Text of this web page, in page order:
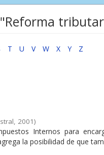
T U V W X Y
Z
, 2001)
Internos para
la posibilidad de que